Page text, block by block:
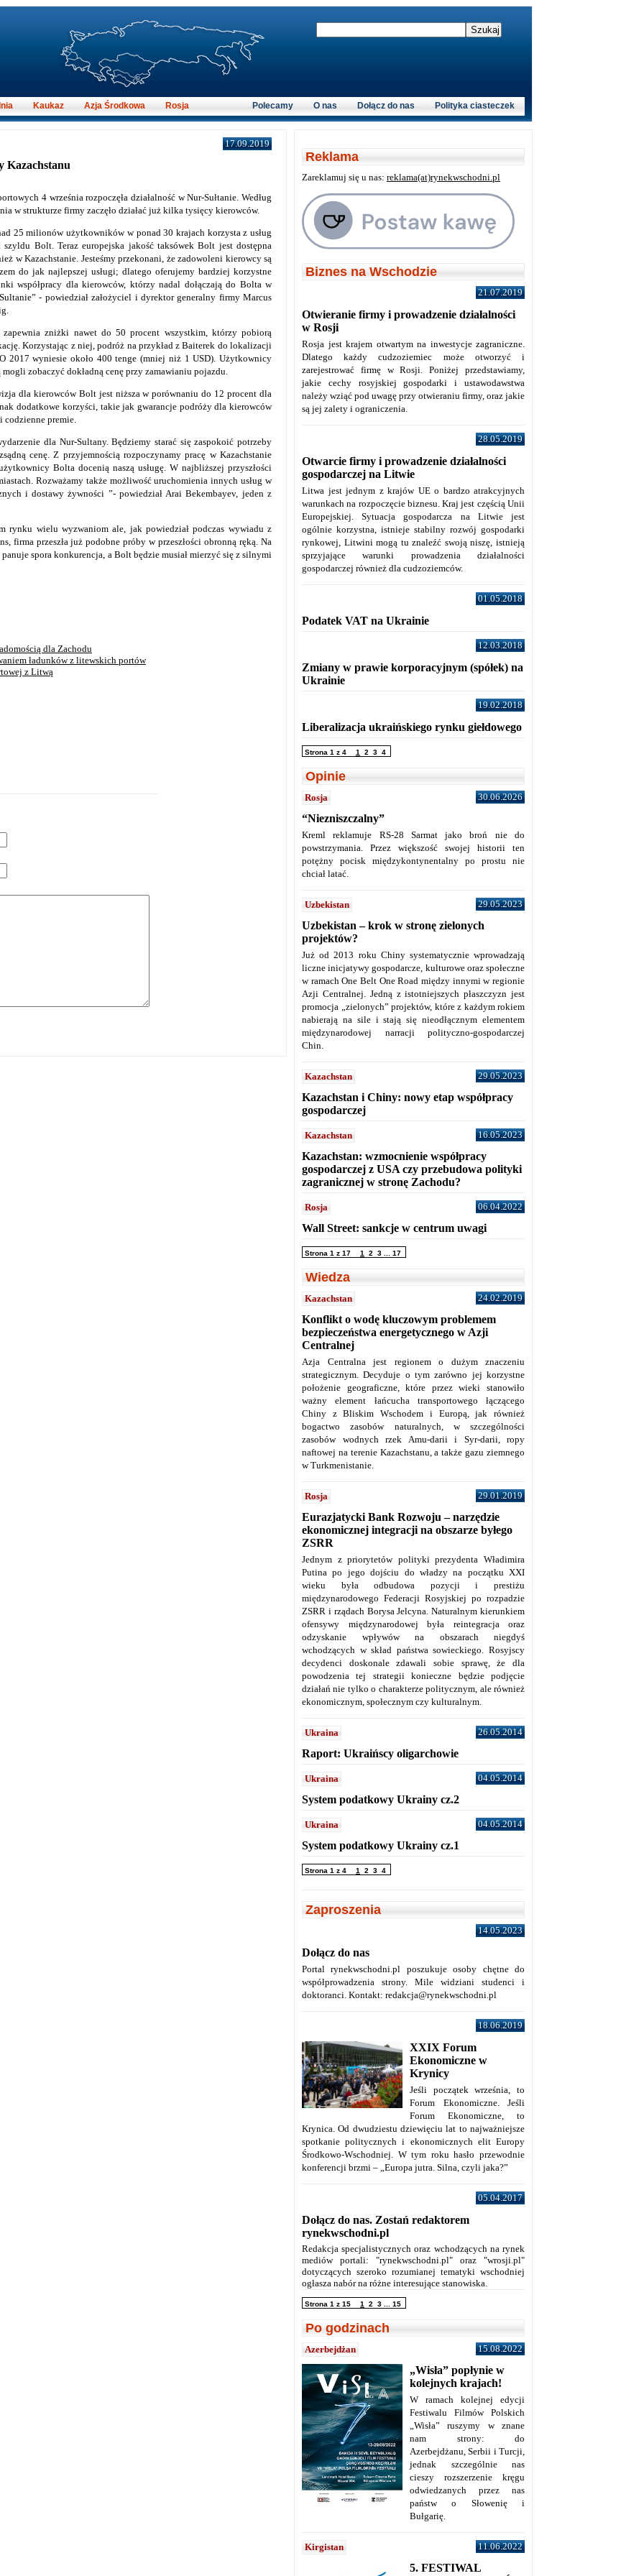
17.09.2019
Kazachstanu
4 września rozpoczęła działalność w Nur-Sułtanie. Według
w strukturze firmy zaczęło działać już kilka tysięcy kierowców.
25 milionów użytkowników w ponad 30 krajach korzysta z usług
szyldu Bolt. Teraz europejska jakość taksówek Bolt jest dostępna
w Kazachstanie. Jesteśmy przekonani, że zadowoleni kierowcy są
do jak najlepszej usługi; dlatego oferujemy bardziej korzystne
współpracy dla kierowców, którzy nadal dołączają do Bolta w
- powiedział założyciel i dyrektor generalny firmy Marcus
zniżki nawet do 50 procent wszystkim, którzy pobiorą
Korzystając z niej, podróż na przykład z Baiterek do lokalizacji
2017 wyniesie około 400 tenge (mniej niż 1 USD). Użytkownicy
mogli zobaczyć dokładną cenę przy zamawianiu pojazdu.
dla kierowców Bolt jest niższa w porównaniu do 12 procent dla
dodatkowe korzyści, takie jak gwarancje podróży dla kierowców
codzienne premie.
dla Nur-Sultany. Będziemy starać się zaspokoić potrzeby
cenę. Z przyjemnością rozpoczynamy pracę w Kazachstanie
Bolta docenią naszą usługę. W najbliższej przyszłości
Rozważamy także możliwość uruchomienia innych usług w
i dostawy żywności ”- powiedział Arai Bekembayev, jeden z
rynku wielu wyzwaniom ale, jak powiedział podczas wywiadu z
firma przeszła już podobne próby w przeszłości obronną ręką. Na
spora konkurencja, a Bolt będzie musiał mierzyć się z silnymi
dla Zachodu
ładunków z litewskich portów
z Litwą
Kaukaz Azja Środkowa Rosja Polityka ciasteczek
Dołącz do nas
O nas
Polecamy
Reklama
Zareklamuj się u nas: reklama(at)rynekwschodni.pl
Biznes na Wschodzie
21.07.2019
Otwieranie firmy i prowadzenie działalności
w Rosji
Rosja jest krajem otwartym na inwestycje zagraniczne.
Dlatego każdy cudzoziemiec może otworzyć i
zarejestrować firmę w Rosji. Poniżej przedstawiamy,
jakie cechy rosyjskiej gospodarki i ustawodawstwa
należy wziąć pod uwagę przy otwieraniu firmy, oraz jakie
są jej zalety i ograniczenia.
28.05.2019
Otwarcie firmy i prowadzenie działalności
gospodarczej na Litwie
Litwa jest jednym z krajów UE o bardzo atrakcyjnych
warunkach na rozpoczęcie biznesu. Kraj jest częścią Unii
Europejskiej. Sytuacja gospodarcza na Litwie jest
ogólnie korzystna, istnieje stabilny rozwój gospodarki
rynkowej, Litwini mogą tu znaleźć swoją niszę, istnieją
sprzyjające warunki prowadzenia działalności
gospodarczej również dla cudzoziemców.
01.05.2018
Podatek VAT na Ukrainie
12.03.2018
Zmiany w prawie korporacyjnym (spółek) na
Ukrainie
19.02.2018
Liberalizacja ukraińskiego rynku giełdowego
Strona 1 z 4 1 2 3 4
Opinie
Rosja 30.06.2026
“Niezniszczalny”
Kreml reklamuje RS-28 Sarmat jako broń nie do
powstrzymania. Przez większość swojej historii ten
potężny pocisk międzykontynentalny po prostu nie
chciał latać.
Uzbekistan 29.05.2023
Uzbekistan – krok w stronę zielonych
projektów?
Już od 2013 roku Chiny systematycznie wprowadzają
liczne inicjatywy gospodarcze, kulturowe oraz społeczne
w ramach One Belt One Road między innymi w regionie
Azji Centralnej. Jedną z istotniejszych płaszczyzn jest
promocja „zielonych” projektów, które z każdym rokiem
nabierają na sile i stają się nieodłącznym elementem
międzynarodowej narracji polityczno-gospodarczej
Chin.
Kazachstan 29.05.2023
Kazachstan i Chiny: nowy etap współpracy
gospodarczej
Kazachstan 16.05.2023
Kazachstan: wzmocnienie współpracy
gospodarczej z USA czy przebudowa polityki
zagranicznej w stronę Zachodu?
Rosja 06.04.2022
Wall Street: sankcje w centrum uwagi
Strona 1 z 17 1 2 3 17
Wiedza
Kazachstan 24.02.2019
Konflikt o wodę kluczowym problemem
bezpieczeństwa energetycznego w Azji
Centralnej
Azja Centralna jest regionem o dużym znaczeniu
strategicznym. Decyduje o tym zarówno jej korzystne
położenie geograficzne, które przez wieki stanowiło
ważny element łańcucha transportowego łączącego
Chiny z Bliskim Wschodem i Europą, jak również
bogactwo zasobów naturalnych, w szczególności
zasobów wodnych rzek Amu-darii i Syr-darii, ropy
naftowej na terenie Kazachstanu, a także gazu ziemnego
w Turkmenistanie.
Rosja 29.01.2019
Eurazjatycki Bank Rozwoju – narzędzie
ekonomicznej integracji na obszarze byłego
ZSRR
Jednym z priorytetów polityki prezydenta Władimira
Putina po jego dojściu do władzy na początku XXI
wieku była odbudowa pozycji i prestiżu
międzynarodowego Federacji Rosyjskiej po rozpadzie
ZSRR i rządach Borysa Jelcyna. Naturalnym kierunkiem
ofensywy międzynarodowej była reintegracja oraz
odzyskanie wpływów na obszarach niegdyś
wchodzących w skład państwa sowieckiego. Rosyjscy
decydenci doskonale zdawali sobie sprawę, że dla
powodzenia tej strategii konieczne będzie podjęcie
działań nie tylko o charakterze politycznym, ale również
ekonomicznym, społecznym czy kulturalnym.
Ukraina 26.05.2014
Raport: Ukraińscy oligarchowie
Ukraina 04.05.2014
System podatkowy Ukrainy cz.2
Ukraina 04.05.2014
System podatkowy Ukrainy cz.1
Strona 1 z 4 1 2 3 4
Zaproszenia
14.05.2023
Dołącz do nas
Portal rynekwschodni.pl poszukuje osoby chętne do
współprowadzenia strony. Mile widziani studenci i
doktoranci. Kontakt: redakcja@rynekwschodni.pl
18.06.2019
XXIX Forum
Ekonomiczne w
Krynicy
Jeśli początek września, to
Forum Ekonomiczne. Jeśli
Forum Ekonomiczne, to
Krynica. Od dwudziestu dziewięciu lat to najważniejsze
spotkanie politycznych i ekonomicznych elit Europy
Środkowo-Wschodniej. W tym roku hasło przewodnie
konferencji brzmi – „Europa jutra. Silna, czyli jaka?”
05.04.2017
Dołącz do nas. Zostań redaktorem
rynekwschodni.pl
Redakcja specjalistycznych oraz wchodzących na rynek
mediów portali: "rynekwschodni.pl" oraz "wrosji.pl"
dotyczących szeroko rozumianej tematyki wschodniej
ogłasza nabór na różne interesujące stanowiska.
Strona 1 z 15 1 2 3 15
Po godzinach
Azerbejdżan 15.08.2022
„Wisła” popłynie w
kolejnych krajach!
W ramach kolejnej edycji
Festiwalu Filmów Polskich
„Wisła” ruszymy w znane
nam strony: do
Azerbejdżanu, Serbii i Turcji,
jednak szczególnie nas
cieszy rozszerzenie kręgu
odwiedzanych przez nas
państw o Słowenię i
Bułgarię.
Kirgistan 11.06.2022
5. FESTIWAL